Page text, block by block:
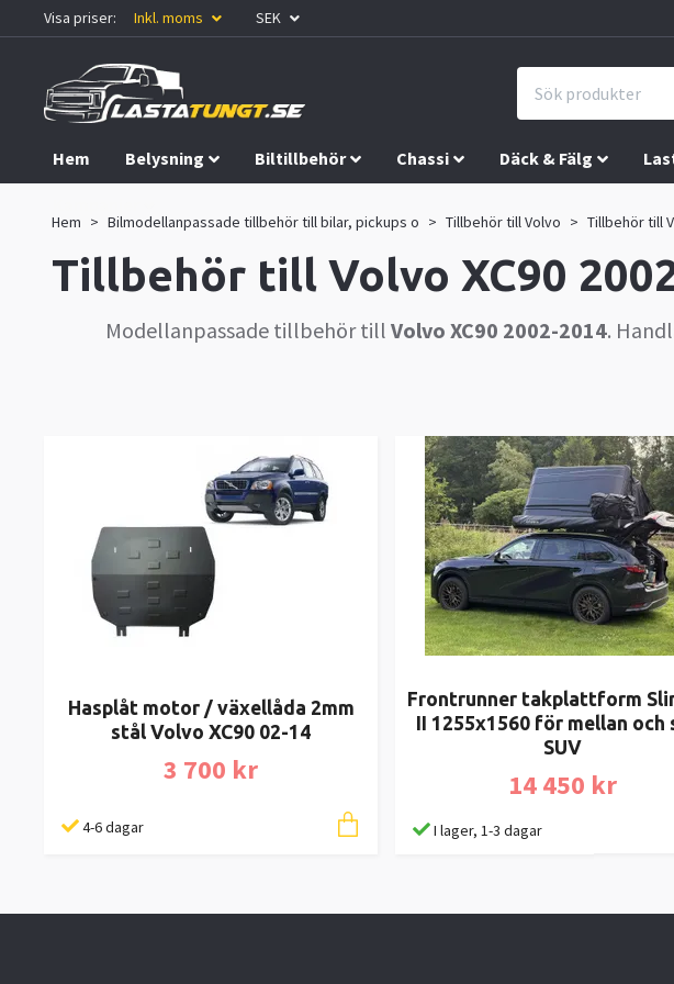
Visa priser: Inkl. moms SEK
Hem Belysning Biltillbehör Chassi Däck & Fälg
Hem Bilmodellanpassade tillbehör till bilar, pickups o Tillbehör till Volvo Tillbehör till
Tillbehör till Volvo XC90
Modellanpassade tillbehör till Volvo XC90 2002-2014.
Hasplåt motor / växellåda 2mm
stål Volvo XC90 02-14
3 700 kr
4-6 dagar
Frontrunner takplattform
II 1255x1560 för mellan och
SUV
14 450 kr
I lager, 1-3 dagar